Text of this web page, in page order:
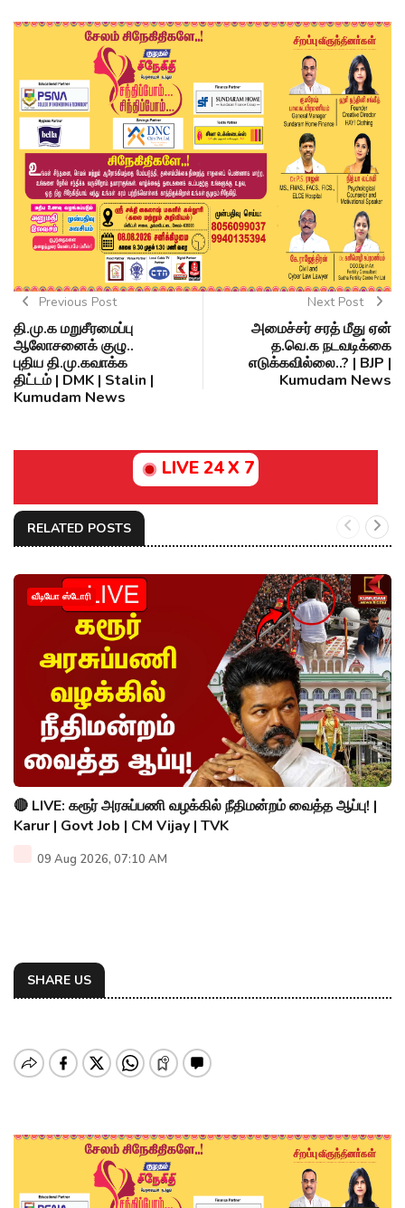
Previous Post
தி.மு.க மறுசீரமைப்பு
ஆலோசனைக் குழு..
புதிய தி.மு.கவாக்க
திட்டம் | DMK | Stalin |
Kumudam News
Next Post
அமைச்சர் சரத் மீது ஏன்
த.வெ.க நடவடிக்கை
எடுக்கவில்லை..? | BJP |
Kumudam News
LIVE 24 X 7
RELATED POSTS
வீடியோ ஸ்டோரி
🔴 LIVE: கரூர் அரசுப்பணி வழக்கில் நீதிமன்றம் வைத்த ஆப்பு! |
Karur | Govt Job | CM Vijay | TVK
09 Aug 2026, 07:10 AM
SHARE US